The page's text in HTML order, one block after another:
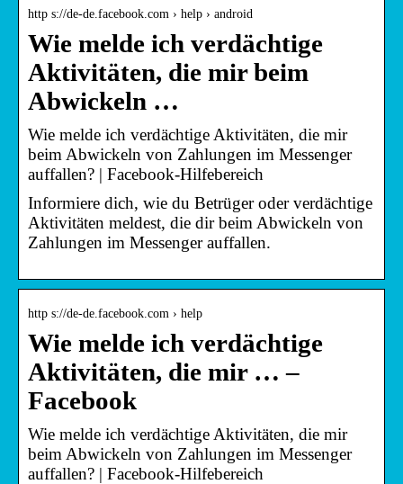
http s://de-de.facebook.com › help › android
Wie melde ich verdächtige
Aktivitäten, die mir beim
Abwickeln …
Wie melde ich verdächtige Aktivitäten, die mir
beim Abwickeln von Zahlungen im Messenger
auffallen? | Facebook-Hilfebereich
Informiere dich, wie du Betrüger oder verdächtige
Aktivitäten meldest, die dir beim Abwickeln von
Zahlungen im Messenger auffallen.
http s://de-de.facebook.com › help
Wie melde ich verdächtige
Aktivitäten, die mir … –
Facebook
Wie melde ich verdächtige Aktivitäten, die mir
beim Abwickeln von Zahlungen im Messenger
auffallen? | Facebook-Hilfebereich